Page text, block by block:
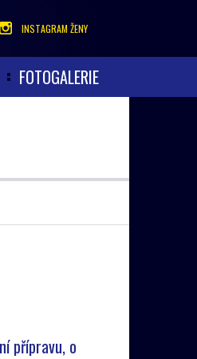
INSTAGRAM ŽENY
FOTOGALERIE
přípravu, o